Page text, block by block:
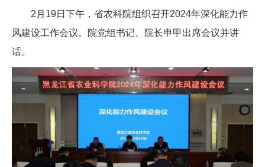
2月19日下午，省农科院组织召开2024年深化能力作
风建设工作会议。院党组书记、院长申甲出席会议并讲
话。